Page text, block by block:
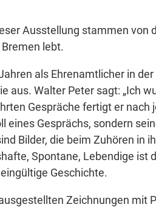
Ausstellung stammen von
lebt.
als Ehrenamtlicher in
aus. Walter Peter sagt: „Ich
Gespräche fertigt er
eines Gesprächs, sondern
Bilder, die beim Zuhören in
Spontane, Lebendige ist
Geschichte.
Zeichnungen mit